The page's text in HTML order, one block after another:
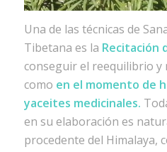
Una de las técnicas de
Tibetana es la Recitación
conseguir el reequilibrio y
como en el momento de
yaceites medicinales.
en su elaboración es
procedente del Himalaya,